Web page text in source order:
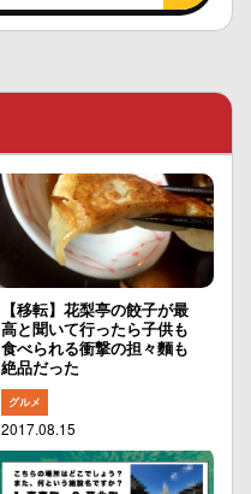
【移転】花梨亭の餃子が最
高と聞いて行ったら子供も
食べられる衝撃の担々麵も
絶品だった
グルメ
2017.08.15